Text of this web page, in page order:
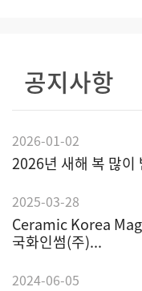
공지사항
2026-01-02
2026년 새해 복 많이
2025-03-28
Ceramic Korea
국화인썸(주)...
2024-06-05